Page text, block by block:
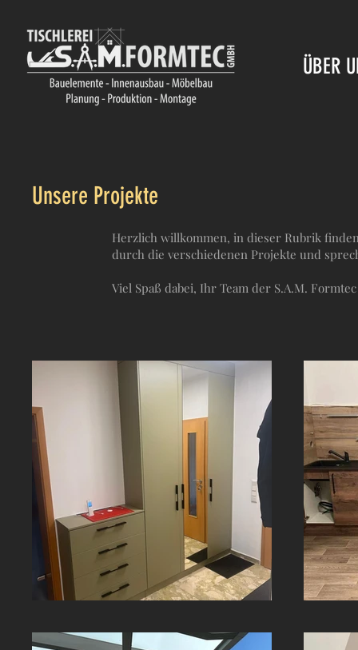
ÜBER
Unsere Projekte
Herzlich willkommen, in dieser Rubrik
durch die verschiedenen Projekte und
Viel Spaß dabei, Ihr Team der S.A.M.